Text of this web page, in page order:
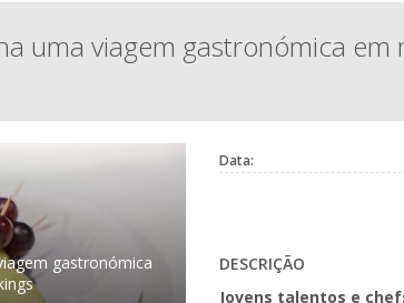
uma viagem gastronómica em
gastronómica
Data:
DESCRIÇÃO
Jovens talentos e